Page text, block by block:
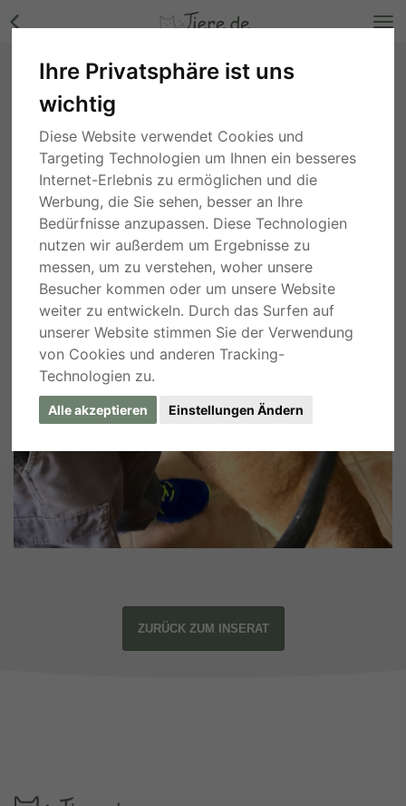
Ihre Privatsphäre ist uns
wichtig
Diese Website verwendet Cookies und
Targeting Technologien um Ihnen ein besseres
Internet-Erlebnis zu ermöglichen und die
Werbung, die Sie sehen, besser an Ihre
Bedürfnisse anzupassen. Diese Technologien
nutzen wir außerdem um Ergebnisse zu
messen, um zu verstehen, woher unsere
Besucher kommen oder um unsere Website
weiter zu entwickeln. Durch das Surfen auf
unserer Website stimmen Sie der Verwendung
von Cookies und anderen Tracking-
Technologien zu.
Alle akzeptieren Einstellungen Ändern
Jack, Boxer-Pointer - Rüde Bilder
Nordrhein-Westfalen
ZURÜCK ZUM INSERAT